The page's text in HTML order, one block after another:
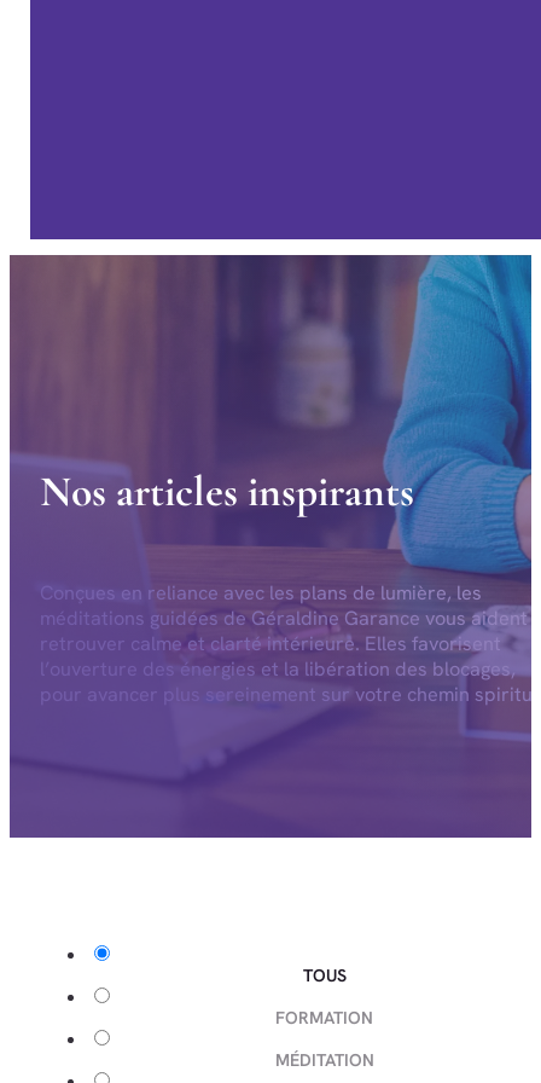
Nos articles inspirants
Conçues en reliance avec les plans de lumière, les
méditations guidées de Géraldine Garance vous aident
retrouver calme et clarté intérieure. Elles favorisent
l’ouverture des énergies et la libération des blocages,
pour avancer plus sereinement sur votre chemin
TOUS
FORMATION
MÉDITATION